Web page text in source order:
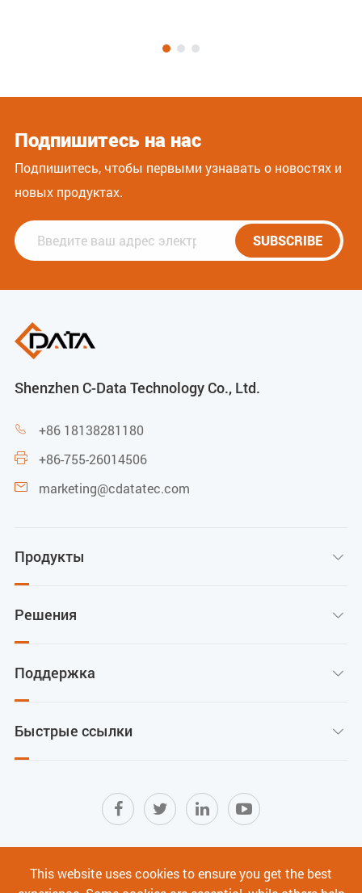
Подпишитесь на нас
Подпишитесь, чтобы первыми узнавать о новостях и
новых продуктах.
SUBSCRIBE
Shenzhen C-Data Technology Co., Ltd.
 +86 18138281180
 +86-755-26014506
 marketing@cdatatec.com
Продукты 
Решения 
Поддержка 
Быстрые ссылки 
Карта сайта Условия использования
Политика конфиденциальности
|
This website uses cookies to ensure you get the best